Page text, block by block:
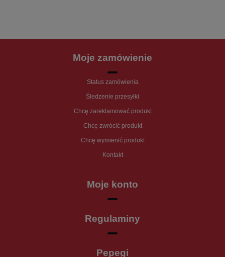
Moje zamówienie
Status zamówienia
Śledzenie przesyłki
Chcę zareklamować produkt
Chcę zwrócić produkt
Chcę wymienić produkt
Kontakt
Moje konto
Regulaminy
Pepegi